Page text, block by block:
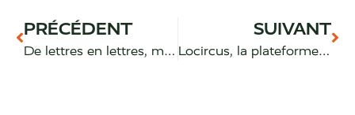
PRÉCÉDENT
De lettres en lettres, ma créatrice zéro déchet favorite !
SUIVANT
Locircus, la plateforme de location d’objets entre particuliers en Suisse romande